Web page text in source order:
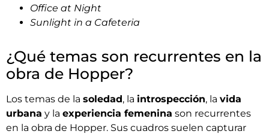
Office at Night
Sunlight in a Cafeteria
¿Qué temas son recurrentes en la
obra de Hopper?
Los temas de la soledad, la introspección, la vida
urbana y la experiencia femenina son recurrentes
en la obra de Hopper. Sus cuadros suelen capturar